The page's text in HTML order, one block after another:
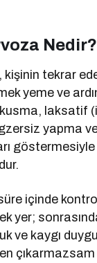
Nedir?
tekrar
yeme ve
laksatif
yapma
içinde
yer;
ve kaygı